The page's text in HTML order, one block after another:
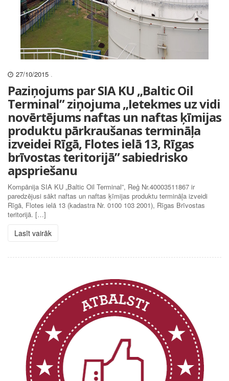
27/10/2015 .
Paziņojums par SIA KU „Baltic Oil
Terminal” ziņojuma „Ietekmes uz vidi
novērtējums naftas un naftas ķīmijas
produktu pārkraušanas termināļa
izveidei Rīgā, Flotes ielā 13, Rīgas
brīvostas teritorijā” sabiedrisko
apspriešanu
Kompānija SIA KU „Baltic Oil Terminal”, Reģ Nr.40003511867 ir
paredzējusi sākt naftas un naftas ķīmijas produktu termināļa izveidi
Rīgā, Flotes ielā 13 (kadastra Nr. 0100 103 2001), Rīgas Brīvostas
teritorijā. […]
Lasīt vairāk